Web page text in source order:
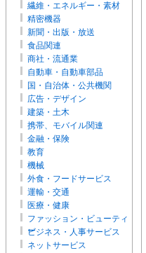
繊維・エネルギー・素材
精密機器
新聞・出版・放送
食品関連
商社・流通業
自動車・自動車部品
国・自治体・公共機関
広告・デザイン
建築・土木
携帯、モバイル関連
金融・保険
教育
機械
外食・フードサービス
運輸・交通
医療・健康
ファッション・ビューティ
ー
ビジネス・人事サービス
ネットサービス